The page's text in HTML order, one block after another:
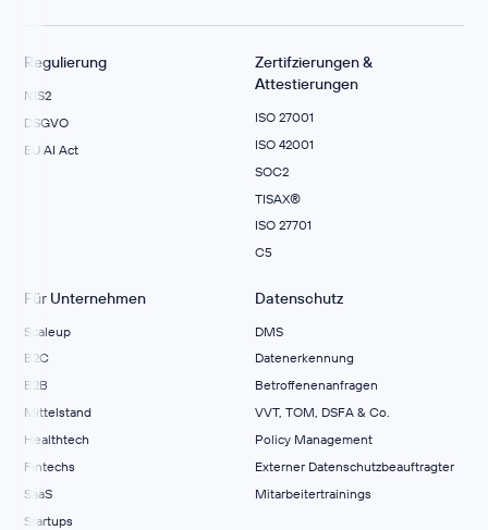
Regulierung
NIS2
DSGVO
EU AI Act
Zertifzierungen &
Attestierungen
ISO 27001
ISO 42001
SOC2
TISAX®
ISO 27701
C5
Für Unternehmen
Scaleup
B2C
B2B
Mittelstand
Healthtech
Fintechs
SaaS
Startups
Datenschutz
DMS
Datenerkennung
Betroffenenanfragen
VVT, TOM, DSFA & Co.
Policy Management
Externer Datenschutzbeauftragter
Mitarbeitertrainings